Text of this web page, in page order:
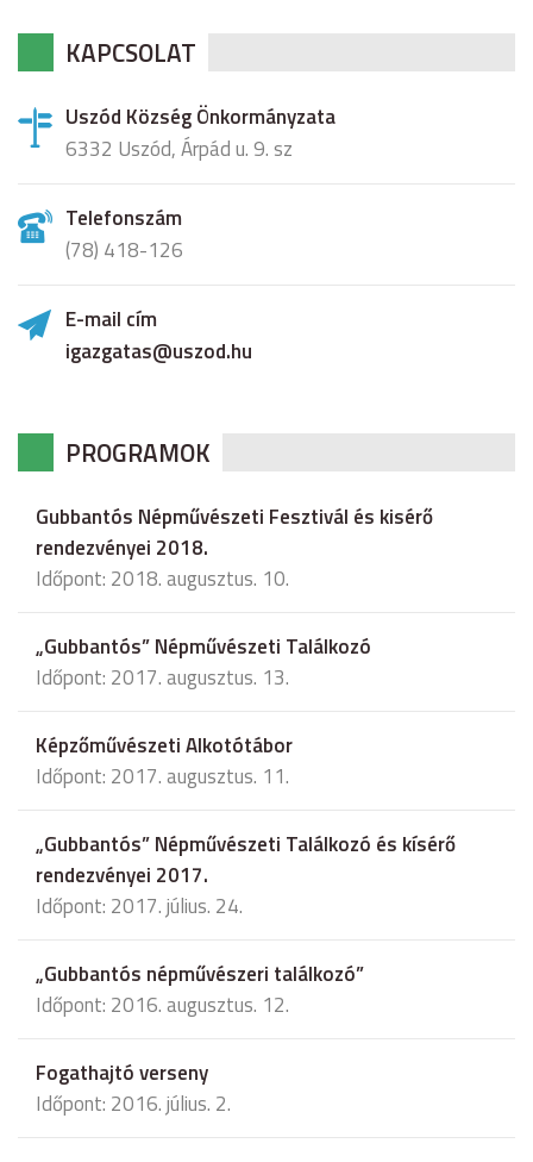
KAPCSOLAT
Uszód Község Önkormányzata
6332 Uszód, Árpád u. 9. sz
Telefonszám
(78) 418-126
E-mail cím
igazgatas@uszod.hu
PROGRAMOK
Gubbantós Népművészeti Fesztivál és kisérő
rendezvényei 2018.
Időpont: 2018. augusztus. 10.
„Gubbantós” Népművészeti Találkozó
Időpont: 2017. augusztus. 13.
Képzőművészeti Alkotótábor
Időpont: 2017. augusztus. 11.
„Gubbantós” Népművészeti Találkozó és kísérő
rendezvényei 2017.
Időpont: 2017. július. 24.
„Gubbantós népművészeri találkozó”
Időpont: 2016. augusztus. 12.
Fogathajtó verseny
Időpont: 2016. július. 2.